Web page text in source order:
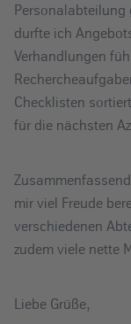
durfte ich
Verhandlungen
Checklisten
für die nächsten
mir viel Freude
verschiedenen
zudem viele nette
Liebe Grüße,